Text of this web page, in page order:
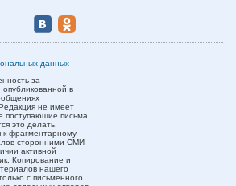
данных
за
в
не имеет
поступающие письма
это делать.
к фрагментарному
сторонними СМИ
активной
Копирование и
нашего
с письменного